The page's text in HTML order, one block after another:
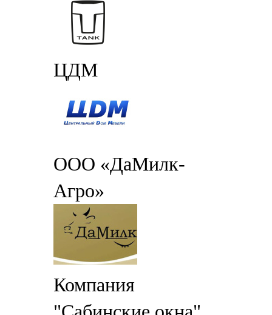
ЦДМ
ООО «ДаМилк-
Агро»
Компания